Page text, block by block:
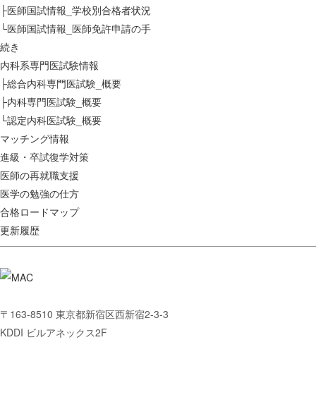
├医師国試情報_学校別合格者状況
└医師国試情報_医師免許申請の手
続き
内科系専門医試験情報
├総合内科専門医試験_概要
├内科専門医試験_概要
└認定内科医試験_概要
マッチング情報
進級・卒試復学対策
医師の再就職支援
医学の勉強の仕方
合格ロードマップ
更新履歴
〒163-8510 東京都新宿区西新宿2-3-3
KDDI ビルアネックス2F